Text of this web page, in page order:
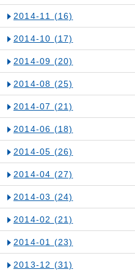
2014-11 (16)
2014-10 (17)
2014-09 (20)
2014-08 (25)
2014-07 (21)
2014-06 (18)
2014-05 (26)
2014-04 (27)
2014-03 (24)
2014-02 (21)
2014-01 (23)
2013-12 (31)